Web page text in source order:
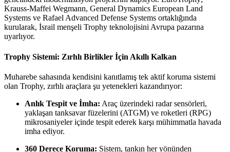
Krauss-Maffei Wegmann, General Dynamics European Land
Systems ve Rafael Advanced Defense Systems ortaklığında
kurularak, İsrail menşeli Trophy teknolojisini Avrupa pazarına
uyarlıyor.
Trophy Sistemi: Zırhlı Birlikler İçin Akıllı Kalkan
Muharebe sahasında kendisini kanıtlamış tek aktif koruma sistemi
olan Trophy, zırhlı araçlara şu yetenekleri kazandırıyor:
Anlık Tespit ve İmha: Araç üzerindeki radar sensörleri,
yaklaşan tanksavar füzelerini (ATGM) ve roketleri (RPG)
mikrosaniyeler içinde tespit ederek karşı mühimmatla havada
imha ediyor.
360 Derece Koruma: Sistem, tankın her yönünden